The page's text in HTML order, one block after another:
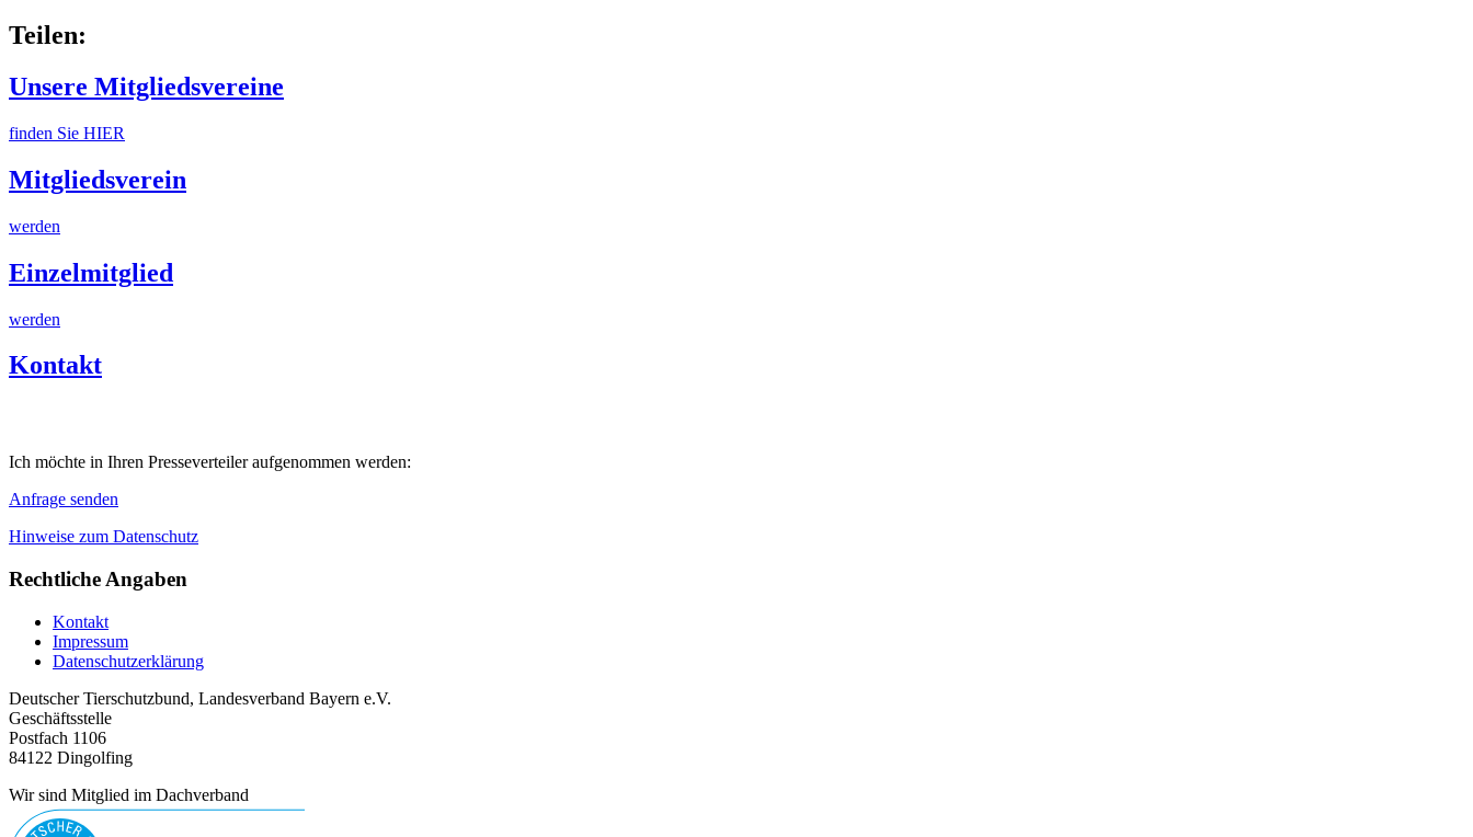
Teilen:
Unsere Mitgliedsvereine
finden Sie HIER
Mitgliedsverein
werden
Einzelmitglied
werden
Kontakt
Ich möchte in Ihren Presseverteiler aufgenommen werden:
Anfrage senden
Hinweise zum Datenschutz
Rechtliche Angaben
Kontakt
Impressum
Datenschutzerklärung
Deutscher Tierschutzbund, Landesverband Bayern e.V.
Geschäftsstelle
Postfach 1106
84122 Dingolfing
Wir sind Mitglied im Dachverband